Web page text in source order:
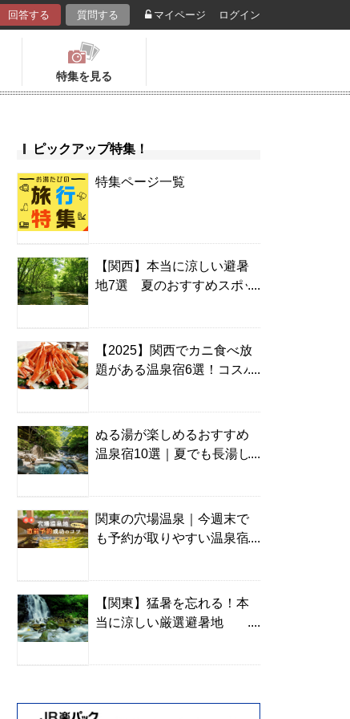
回答する 質問する マイページ ログイン
特集を見る
ピックアップ特集！
特集ページ一覧
【関西】本当に涼しい避暑
地7選 夏のおすすめスポッ
【2025】関西でカニ食べ放
題がある温泉宿6選！コスパ
ぬる湯が楽しめるおすすめ
温泉宿10選｜夏でも長湯し
関東の穴場温泉｜今週末で
も予約が取りやすい温泉宿
【関東】猛暑を忘れる！本
当に涼しい厳選避暑地